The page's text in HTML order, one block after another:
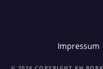
Impressum